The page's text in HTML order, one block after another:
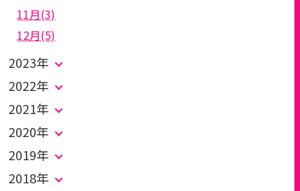
11月(3)
12月(5)
2023年
2022年
2021年
2020年
2019年
2018年